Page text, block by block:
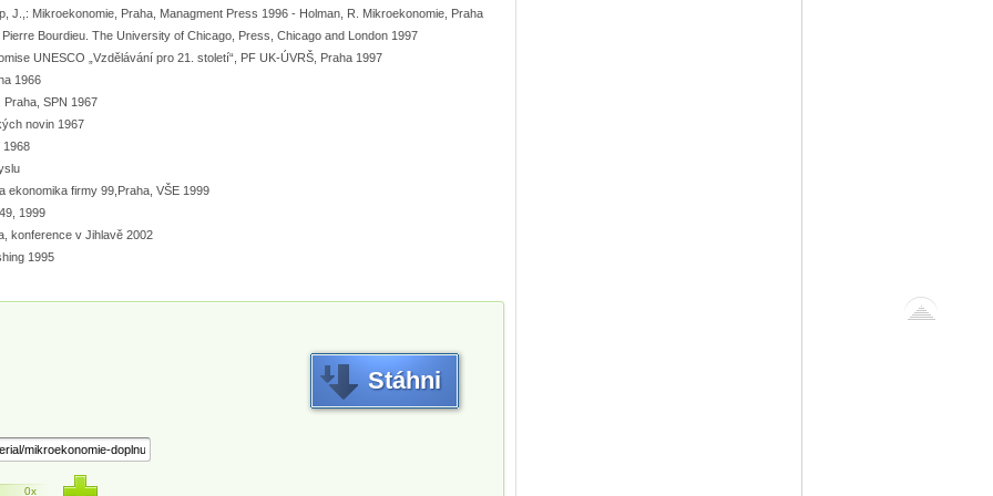
J.,: Mikroekonomie, Praha, Managment Press 1996 - Holman, R. Mikroekonomie, Praha
Bourdieu. The University of Chicago, Press, Chicago and London 1997
UNESCO „Vzdělávání pro 21. století“, PF UK-ÚVRŠ, Praha 1997
1966
Praha, SPN 1967
novin 1967
1968
ekonomika firmy 99,Praha, VŠE 1999
1999
konference v Jihlavě 2002
1995
0x
Stáhni